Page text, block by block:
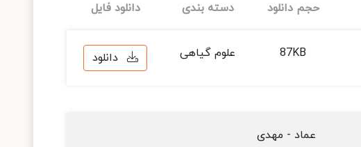
حجم دانلود دسته بندی دانلود فایل
87KB علوم گیاهی دانلود
عماد - مهدی